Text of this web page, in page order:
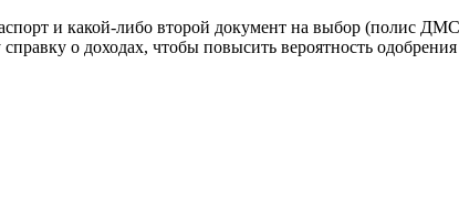
и какой-либо второй документ на выбор (полис
о доходах, чтобы повысить вероятность одобрения